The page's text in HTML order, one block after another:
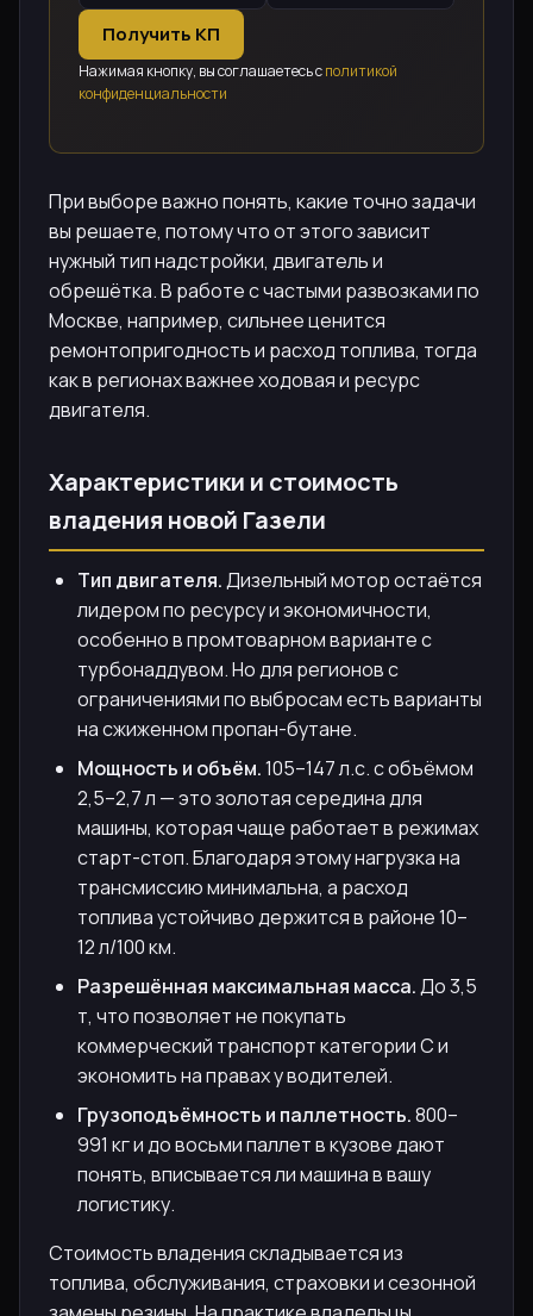
Получить КП
Нажимая кнопку, вы соглашаетесь сполитикой
конфиденциальности
При выборе важно понять, какие точно задачи
вы решаете, потому что от этого зависит
нужный тип надстройки, двигатель и
обрешётка. В работе с частыми развозками по
Москве, например, сильнее ценится
ремонтопригодность и расход топлива, тогда
как в регионах важнее ходовая и ресурс
двигателя.
Характеристики и стоимость
владения новой Газели
Тип двигателя.Дизельный мотор остаётся
лидером по ресурсу и экономичности,
особенно в промтоварном варианте с
турбонаддувом. Но для регионов с
ограничениями по выбросам есть варианты
на сжиженном пропан-бутане.
Мощность и объём.105–147 л.с. с объёмом
2,5–2,7 л — это золотая середина для
машины, которая чаще работает в режимах
старт-стоп. Благодаря этому нагрузка на
трансмиссию минимальна, а расход
топлива устойчиво держится в районе 10–
12 л/100 км.
Разрешённая максимальная масса.До 3,5
т, что позволяет не покупать
коммерческий транспорт категории С и
экономить на правах у водителей.
Грузоподъёмность и паллетность.800–
991 кг и до восьми паллет в кузове дают
понять, вписывается ли машина в вашу
логистику.
Стоимость владения складывается из
топлива, обслуживания, страховки и сезонной